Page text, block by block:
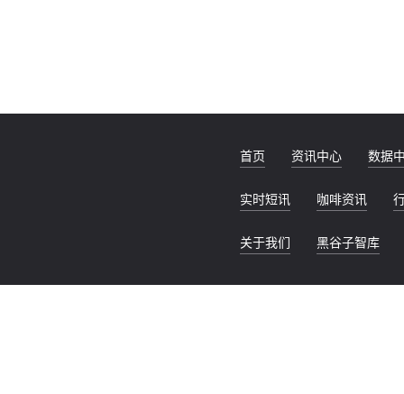
首页 资讯中心 数据
实时短讯 咖啡资讯
关于我们 黑谷子智库